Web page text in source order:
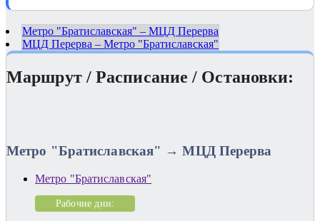
Метро "Братиславская" – МЦД Перерва
МЦД Перерва – Метро "Братиславская"
Маршрут / Расписание / Остановки:
Метро "Братиславская" → МЦД Перерва
Метро "Братиславская"
Рабочие дни: